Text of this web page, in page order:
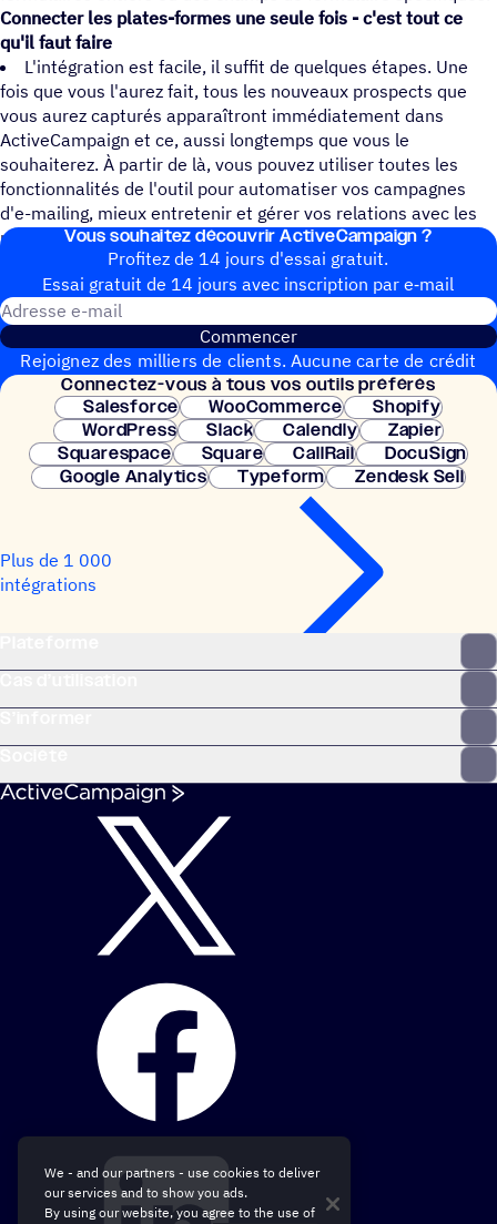
Connecter les plates-formes une seule fois - c'est tout ce
qu'il faut faire
L'intégration est facile, il suffit de quelques étapes. Une
fois que vous l'aurez fait, tous les nouveaux prospects que
vous aurez capturés apparaîtront immédiatement dans
ActiveCampaign et ce, aussi longtemps que vous le
souhaiterez. À partir de là, vous pouvez utiliser toutes les
fonctionnalités de l'outil pour automatiser vos campagnes
d'e-mailing, mieux entretenir et gérer vos relations avec les
prospects et les transformer plus facilement en clients.
Vous souhai­tez découvrir ActiveCampaign ?
Profitez de 14 jours d'essai gratuit.
Essai gratuit de 14 jours avec inscrip­tion par e‑mail
Commencer
Rejoignez des milliers de clients. Aucune carte de crédit
nécessaire. Configuration instantanée.
Connec­tez-vous à tous vos outils préférés
Salesforce
WooCommerce
Shopify
WordPress
Slack Calendly
Zapier
Squarespace
Square CallRail
DocuSign
Google Analytics
Typeform Zendesk Sell
Plus de 1 000
intégrations
We - and our partners - use cookies to deliver
our services and to show you ads.
By using our website, you agree to the use of